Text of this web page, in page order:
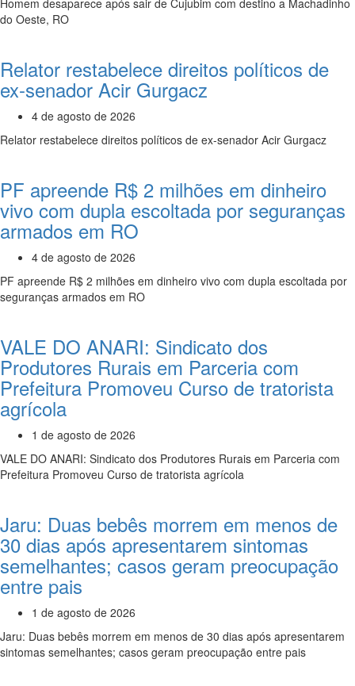
do Oeste, RO
Relator restabelece direitos políticos de
ex-senador Acir Gurgacz
4 de agosto de 2026
Relator restabelece direitos políticos de ex-senador Acir Gurgacz
PF apreende R$ 2 milhões em dinheiro
vivo com dupla escoltada por seguranças
armados em RO
4 de agosto de 2026
PF apreende R$ 2 milhões em dinheiro vivo com dupla escoltada por
seguranças armados em RO
VALE DO ANARI: Sindicato dos
Produtores Rurais em Parceria com
Prefeitura Promoveu Curso de tratorista
agrícola
1 de agosto de 2026
VALE DO ANARI: Sindicato dos Produtores Rurais em Parceria com
Prefeitura Promoveu Curso de tratorista agrícola
Jaru: Duas bebês morrem em menos de
30 dias após apresentarem sintomas
semelhantes; casos geram preocupação
entre pais
1 de agosto de 2026
Jaru: Duas bebês morrem em menos de 30 dias após apresentarem
sintomas semelhantes; casos geram preocupação entre pais